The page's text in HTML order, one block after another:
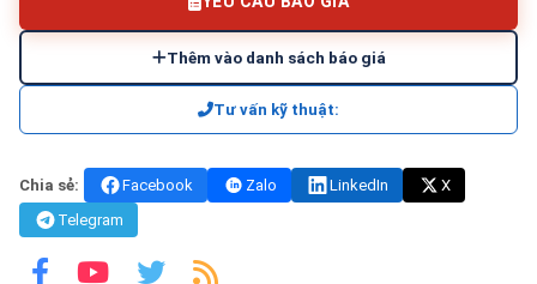
Thêm vào danh sách báo giá
Tư vấn kỹ thuật:
Chia sẻ: Facebook Zalo LinkedIn
X
Telegram